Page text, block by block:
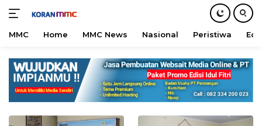
konten
MMC Home MMC News Nasional Peristiwa